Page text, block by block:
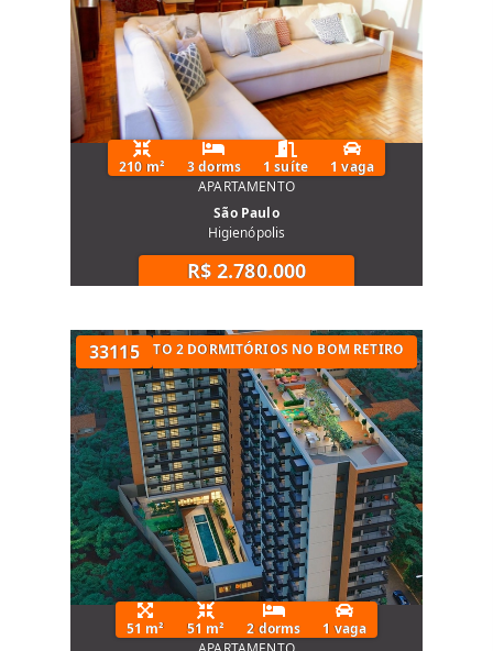
210 m² 3 dorms 1 suíte
1 vaga
APARTAMENTO
São Paulo
Higienópolis
R$ 2.780.000
33115
APARTAMENTO 2 DORMITÓRIOS NO BOM RETIRO
51 m² 51 m² 2 dorms
1 vaga